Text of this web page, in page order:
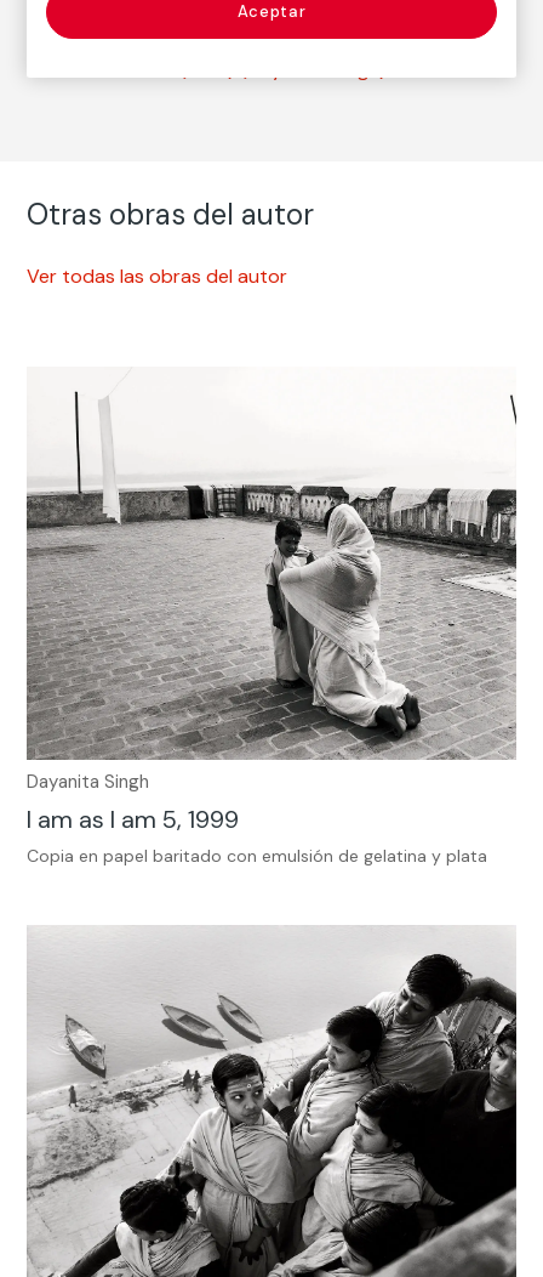
Fotografía
Otras obras del autor
Ver todas las obras del autor
Dayanita Singh
I am as I am 5, 1999
Copia en papel baritado con emulsión de gelatina y plata
Aceptar